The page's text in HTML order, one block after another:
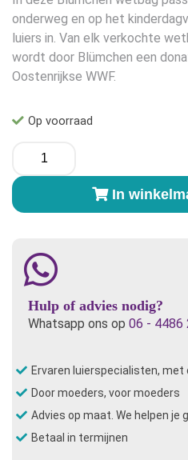
onderweg en op het
luiers in. Van elk verkochte
wordt door Blümchen een
Oostenrijkse WWF.
Op voorraad
Blümchen
(4
luiers)
In
Hulp of advies nodig?
Whatsapp ons op 06 - 4486
Ervaren luierspecialisten, met
Door moeders, voor moeders
Advies op maat. We helpen je
Betaal in termijnen